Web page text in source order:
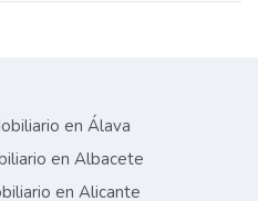
en Álava
en Albacete
en Alicante